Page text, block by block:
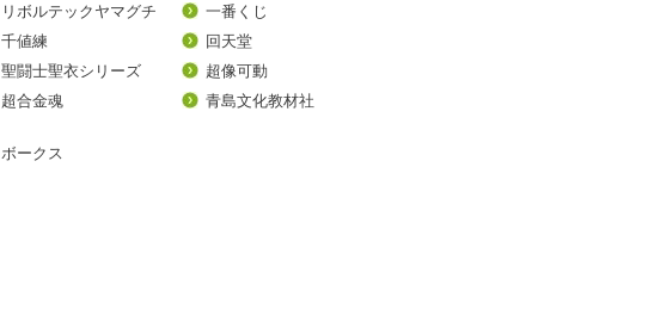
リボルテックヤマグチ
一番くじ
千値練
回天堂
聖闘士聖衣シリーズ
超像可動
超合金魂
青島文化教材社
ボークス